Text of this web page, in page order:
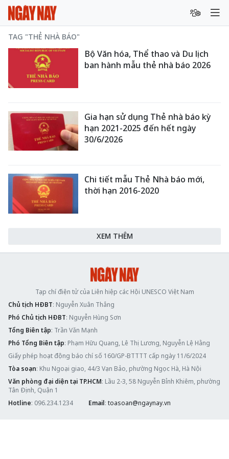
TAG "THẺ NHÀ BÁO"
Bộ Văn hóa, Thể thao và Du lịch
ban hành mẫu thẻ nhà báo 2026
Gia hạn sử dụng Thẻ nhà báo kỳ
hạn 2021-2025 đến hết ngày
30/6/2026
Chi tiết mẫu Thẻ Nhà báo mới,
thời hạn 2016-2020
XEM THÊM
Tạp chí điện tử của Liên hiệp các Hội UNESCO Việt Nam
Chủ tịch HĐBT: Nguyễn Xuân Thắng
Phó Chủ tịch HĐBT: Nguyễn Hùng Sơn
Tổng Biên tập: Trần Văn Mạnh
Phó Tổng Biên tập: Phạm Hữu Quang, Lê Thị Lương, Nguyễn Lệ Hằng
Giấy phép hoạt động báo chí số 160/GP-BTTTT cấp ngày 11/6/2024
Tòa soạn: Khu Ngoại giao, 44/3 Vạn Bảo, phường Ngọc Hà, Hà Nội
Văn phòng đại diện tại TP.HCM: Lầu 2-3, 58 Nguyễn Bỉnh Khiêm, phường
Tân Định, Quận 1
Hotline: 096.234.1234 Email: toasoan@ngaynay.vn